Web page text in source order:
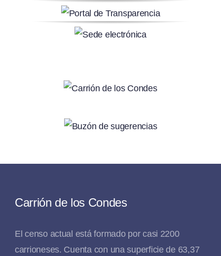
Carrión de los Condes
El censo actual está formado por casi 2200
carrioneses. Cuenta con una superficie de 63,37